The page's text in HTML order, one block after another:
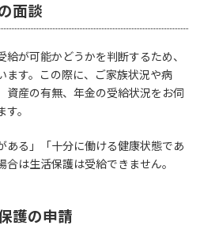
面談
給が可能かどうかを判断するため、
ます。この際に、ご家族状況や病
資産の有無、年金の受給状況をお伺
。
ある」「十分に働ける健康状態であ
合は生活保護は受給できません。
護の申請